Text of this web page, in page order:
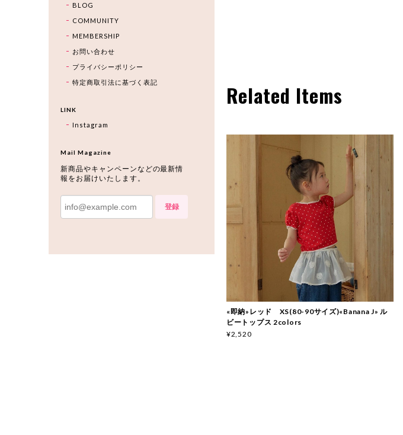
Related Items
«即納»レッド XS(80-90サイズ)«Banana J» ル
ビートップス 2colors
¥2,520
BLOG
COMMUNITY
MEMBERSHIP
お問い合わせ
プライバシーポリシー
特定商取引法に基づく表記
LINK
Instagram
Mail Magazine
新商品やキャンペーンなどの最新情
報をお届けいたします。
登録